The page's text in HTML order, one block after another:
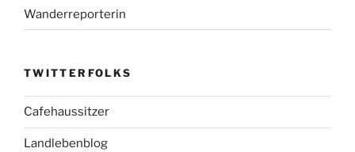
Wanderreporterin
TWITTERFOLKS
Cafehaussitzer
Landlebenblog